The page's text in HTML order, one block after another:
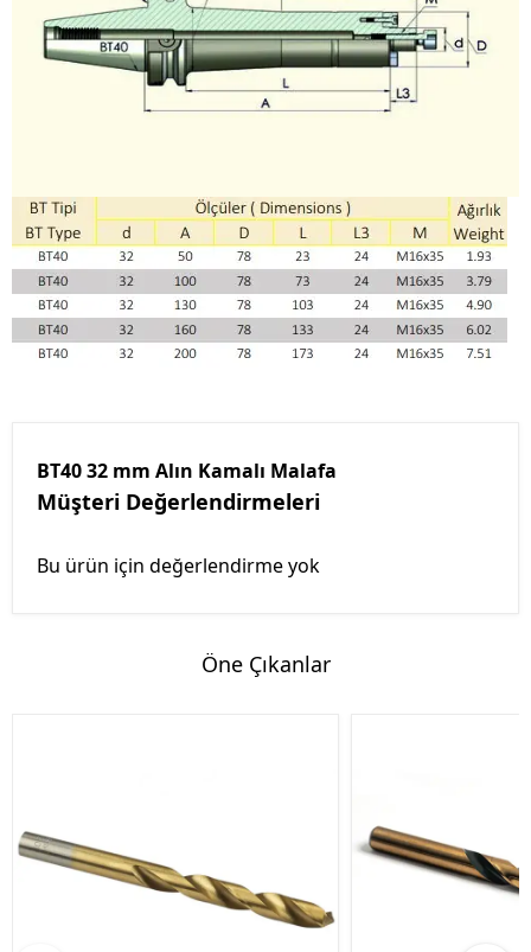
BT40 32 mm Alın Kamalı Malafa
Müşteri Değerlendirmeleri
Bu ürün için değerlendirme yok
Öne Çıkanlar